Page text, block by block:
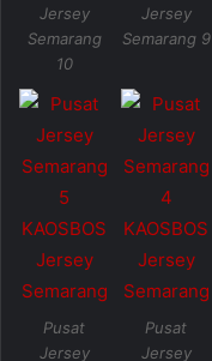
Jersey
Semarang
10
Jersey
Semarang 9
Pusat
Jersey
Pusat
Jersey